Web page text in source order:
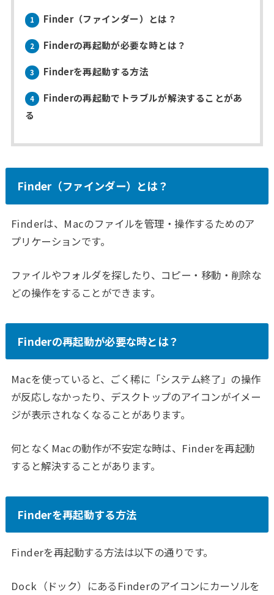
1 Finder（ファインダー）とは？
2 Finderの再起動が必要な時とは？
3 Finderを再起動する方法
4
Finderの再起動でトラブルが解決することがあ
る
Finder（ファインダー）とは？
Finderは、Macのファイルを管理・操作するためのア
プリケーションです。
ファイルやフォルダを探したり、コピー・移動・削除な
どの操作をすることができます。
Finderの再起動が必要な時とは？
Macを使っていると、ごく稀に「システム終了」の操作
が反応しなかったり、デスクトップのアイコンがイメー
ジが表示されなくなることがあります。
何となくMacの動作が不安定な時は、Finderを再起動
すると解決することがあります。
Finderを再起動する方法
Finderを再起動する方法は以下の通りです。
Dock（ドック）にあるFinderのアイコンにカーソルを